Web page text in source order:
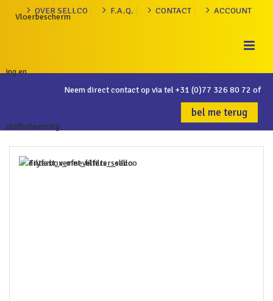
OVER SELLCO F.A.Q. CONTACT ACCOUNT
Neem direct contact op via tel+31 (0)77 326 80 72 of
bel me terug